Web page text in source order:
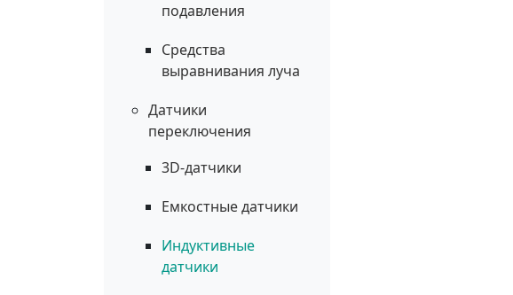
подавления
Средства
выравнивания луча
Датчики
переключения
3D-датчики
Емкостные датчики
Индуктивные
датчики